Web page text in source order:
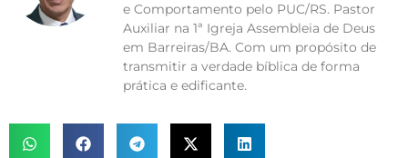
e Comportamento pelo PUC/RS. Pastor
Auxiliar na 1ª Igreja Assembleia de Deus
em Barreiras/BA. Com um propósito de
transmitir a verdade bíblica de forma
prática e edificante.